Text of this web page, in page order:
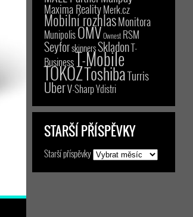
Maxima RealityMerk.cz
Mobilní rozhlasMonitora
MunipolisOMVOwnest RSM
SeyforskinnersSkladonT-
BusinessT-Mobile
TOKOZToshibaTurris
UberV-SharpYdistri
STARŠÍ PŘÍSPĚVKY
Starší příspěvky